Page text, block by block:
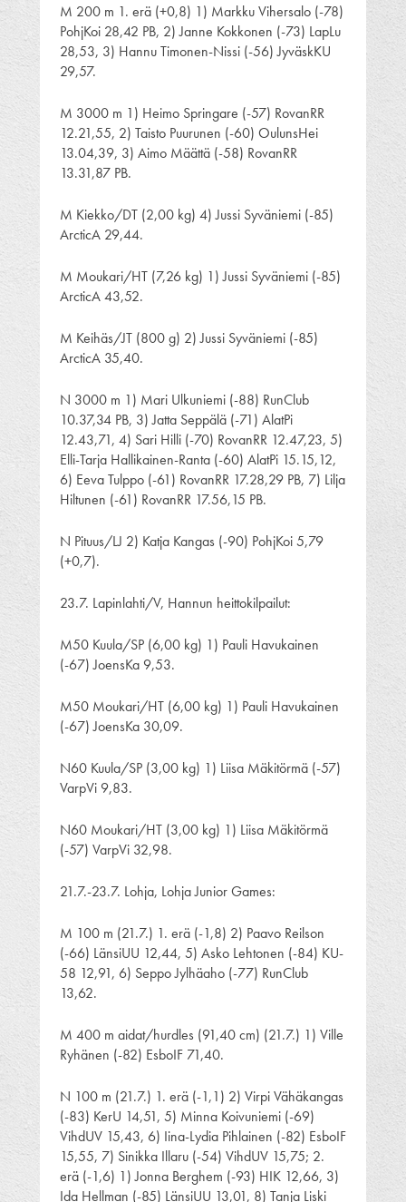
M 200 m 1. erä (+0,8) 1) Markku Vihersalo (-78)
PohjKoi 28,42 PB, 2) Janne Kokkonen (-73) LapLu
28,53, 3) Hannu Timonen-Nissi (-56) JyväskKU
29,57.
M 3000 m 1) Heimo Springare (-57) RovanRR
12.21,55, 2) Taisto Puurunen (-60) OulunsHei
13.04,39, 3) Aimo Määttä (-58) RovanRR
13.31,87 PB.
M Kiekko/DT (2,00 kg) 4) Jussi Syväniemi (-85)
ArcticA 29,44.
M Moukari/HT (7,26 kg) 1) Jussi Syväniemi (-85)
ArcticA 43,52.
M Keihäs/JT (800 g) 2) Jussi Syväniemi (-85)
ArcticA 35,40.
N 3000 m 1) Mari Ulkuniemi (-88) RunClub
10.37,34 PB, 3) Jatta Seppälä (-71) AlatPi
12.43,71, 4) Sari Hilli (-70) RovanRR 12.47,23, 5)
Elli-Tarja Hallikainen-Ranta (-60) AlatPi 15.15,12,
6) Eeva Tulppo (-61) RovanRR 17.28,29 PB, 7) Lilja
Hiltunen (-61) RovanRR 17.56,15 PB.
N Pituus/LJ 2) Katja Kangas (-90) PohjKoi 5,79
(+0,7).
23.7. Lapinlahti/V, Hannun heittokilpailut:
M50 Kuula/SP (6,00 kg) 1) Pauli Havukainen
(-67) JoensKa 9,53.
M50 Moukari/HT (6,00 kg) 1) Pauli Havukainen
(-67) JoensKa 30,09.
N60 Kuula/SP (3,00 kg) 1) Liisa Mäkitörmä (-57)
VarpVi 9,83.
N60 Moukari/HT (3,00 kg) 1) Liisa Mäkitörmä
(-57) VarpVi 32,98.
21.7.-23.7. Lohja, Lohja Junior Games:
M 100 m (21.7.) 1. erä (-1,8) 2) Paavo Reilson
(-66) LänsiUU 12,44, 5) Asko Lehtonen (-84) KU-
58 12,91, 6) Seppo Jylhäaho (-77) RunClub
13,62.
M 400 m aidat/hurdles (91,40 cm) (21.7.) 1) Ville
Ryhänen (-82) EsboIF 71,40.
N 100 m (21.7.) 1. erä (-1,1) 2) Virpi Vähäkangas
(-83) KerU 14,51, 5) Minna Koivuniemi (-69)
VihdUV 15,43, 6) Iina-Lydia Pihlainen (-82) EsboIF
15,55, 7) Sinikka Illaru (-54) VihdUV 15,75; 2.
erä (-1,6) 1) Jonna Berghem (-93) HIK 12,66, 3)
Ida Hellman (-85) LänsiUU 13,01, 8) Tanja Liski